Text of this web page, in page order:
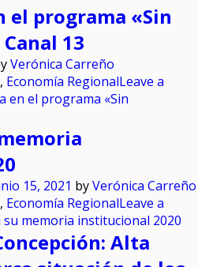
el programa «Sin
13
Verónica Carreño
, Economía RegionalLeave a
en el programa «Sin
15, 2021 byVerónica Carreño
, Economía RegionalLeave a
su memoria institucional 2020
Alta